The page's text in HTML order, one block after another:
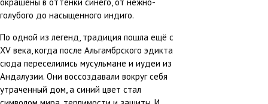
голубого до насыщенного индиго.
По одной из легенд, традиция пошла ещё с
XV века, когда после Альгамбрского эдикта
сюда переселились мусульмане и иудеи из
Андалузии. Они воссоздавали вокруг себя
утраченный дом, а синий цвет стал